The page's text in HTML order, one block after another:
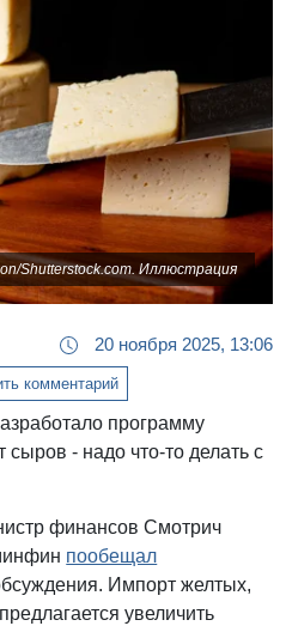
Shutterstock.com. Иллюстрация
20 ноября 2025, 13:06
комментарий
программу
сыров - надо что-то делать с
финансов Смотрич
пообещал
Импорт желтых,
увеличить